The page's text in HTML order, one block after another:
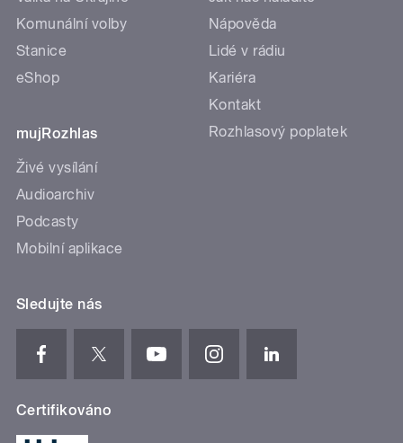
Komunální volby
Stanice
eShop
mujRozhlas
Živé vysílání
Audioarchiv
Podcasty
Mobilní aplikace
Nápověda
Lidé v rádiu
Kariéra
Kontakt
Rozhlasový poplatek
Sledujte nás
Certifikováno